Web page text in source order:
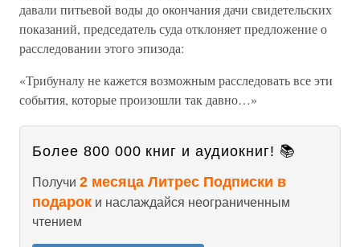
давали питьевой воды до окончания дачи свидетельских
показаний, председатель суда отклоняет предложение о
расследовании этого эпизода:
«Трибуналу не кажется возможным расследовать все эти
события, которые произошли так давно…»
Более 800 000 книг и аудиокниг! 📚
Получи 2 месяца Литрес Подписки в
подарок и наслаждайся неограниченным
чтением